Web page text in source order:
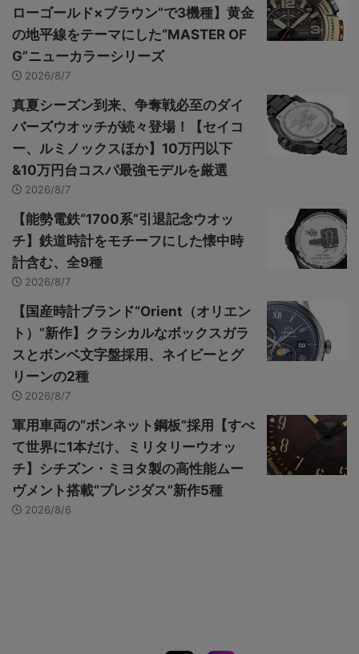
ローゴールド×ブラウン”で3機種】黄金
の地平線をテーマにした“MASTER OF
G”ニューカラーシリーズ
2026/8/7
真夏シーズン到来、争奪戦必至のダイ
バーズウオッチが続々登場！【セイコ
ー、ルミノックスほか】10万円以下
&10万円台コスパ最強モデルを厳選
2026/8/7
【能勢電鉄“1700系”引退記念ウオッ
チ】鉄道時計をモチーフにした懐中時
計含む、全9種
2026/8/7
【国産時計ブランド“Orient（オリエン
ト）”新作】クラシカルなボックスガラ
スとボンベ文字盤採用、ネイビーとグ
リーンの2種
2026/8/7
軍用車両の“ボンネット鋼板”採用【すべ
て世界に1本だけ、ミリタリーウオッ
チ】シチズン・ミヨタ製の高性能ムー
ヴメント搭載“プレジダス”新作5種
2026/8/6